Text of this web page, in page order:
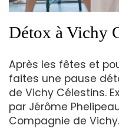
Détox à Vichy
Après les fêtes et
faites une pause
de Vichy Célestins.
par Jérôme
Compagnie de Vichy.